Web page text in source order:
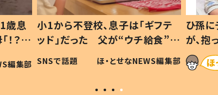
歳息
？」
編集部
小1から不登校、息子は「ギフテ
ッド」だった 父が“ウチ給食”を
作り続ける理由とは #令和の親
#令和の子
SNSで話題 ほ・とせなNEWS編集部
ひ孫
が、
「涙が
い」